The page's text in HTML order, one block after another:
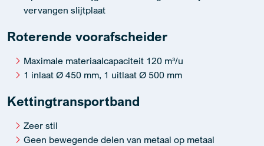
vervangen slijtplaat
Roterende voorafscheider
Maximale materiaalcapaciteit 120 m³/u
1 inlaat Ø 450 mm, 1 uitlaat Ø 500 mm
Kettingtransportband
Zeer stil
Geen bewegende delen van metaal op metaal